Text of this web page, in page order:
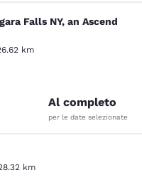
Falls NY, an
Falls NY, an Ascend
km
Ottimo. 2237 recensioni
Al completo
per le date selezionate
km
Buono. 1011 recensioni